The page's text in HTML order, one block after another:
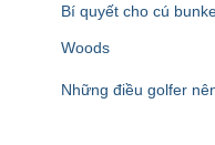
Bí quyết cho cú
Woods
Những điều golfer